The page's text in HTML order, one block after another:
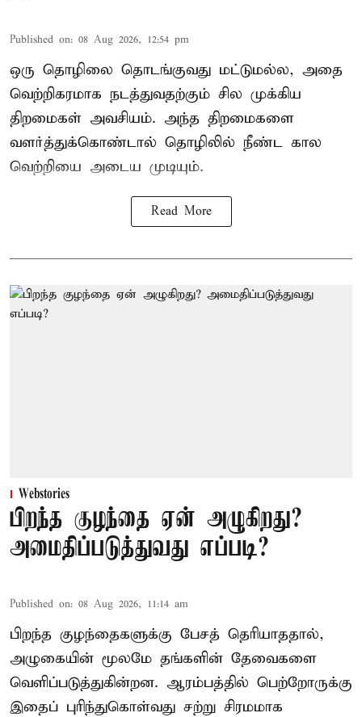
Published on: 08 Aug 2026, 12:54 pm
ஒரு தொழிலை தொடங்குவது மட்டுமல்ல, அதை
வெற்றிகரமாக நடத்துவதற்கும் சில முக்கிய
திறமைகள் அவசியம். அந்த திறமைகளை
வளர்த்துக்கொண்டால் தொழிலில் நீண்ட கால
வெற்றியை அடைய முடியும்.
Read More
Webstories
பிறந்த குழந்தை ஏன் அழுகிறது?
அமைதிப்படுத்துவது எப்படி?
Published on: 08 Aug 2026, 11:14 am
பிறந்த குழந்தைகளுக்கு பேசத் தெரியாததால்,
அழுகையின் மூலமே தங்களின் தேவைகளை
வெளிப்படுத்துகின்றன. ஆரம்பத்தில் பெற்றோருக்கு
இதைப் புரிந்துகொள்வது சற்று சிரமமாக